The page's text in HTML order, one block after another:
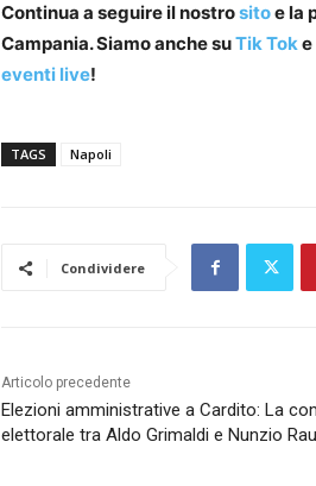
Continua a seguire il nostrositoe la
Campania. Siamo anche suTik Toke
eventi live!
TAGS Napoli
Condividere
Articolo precedente
Elezioni amministrative a Cardito: La
elettorale tra Aldo Grimaldi e Nunzio